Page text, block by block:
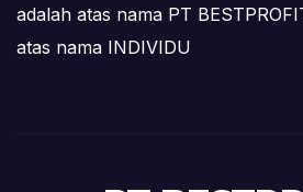
adalah atas nama PT
atas nama INDIVIDU